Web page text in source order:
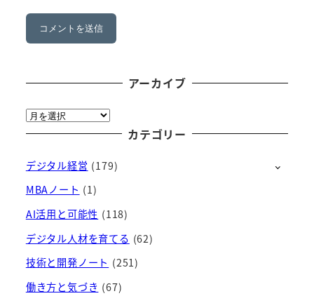
アーカイブ
ア
ー
イ
ブ
カテゴリー
デジタル経営 (179)
MBAノート (1)
AI活用と可能性 (118)
デジタル人材を育てる (62)
技術と開発ノート (251)
働き方と気づき (67)